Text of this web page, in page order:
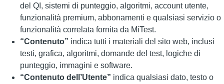
del QI, sistemi di punteggio, algoritmi, account utente,
funzionalità premium, abbonamenti e qualsiasi servizio o
funzionalità correlata fornita da MiTest.
“Contenuto” indica tutti i materiali del sito web, inclusi
testi, grafica, algoritmi, domande del test, logiche di
punteggio, immagini e software.
“Contenuto dell’Utente” indica qualsiasi dato, testo o